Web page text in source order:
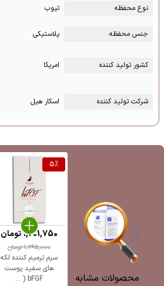
نوع محفظه تیوب
جنس محفظه پلاستیکی
کشور تولید کننده امریکا
شرکت تولید کننده اسکار هیل
محصولات مشابه
5%
سرم ترمیم کننده لکه
های سفید پوست
bFGF ( ...
1,265,000تومان
1,201,750تومان